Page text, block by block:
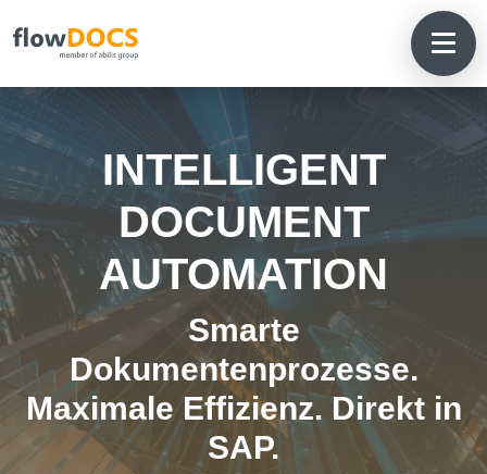
INTELLIGENT
DOCUMENT
AUTOMATION
Smarte
Dokumentenprozesse.
Maximale Effizienz. Direkt in
SAP.